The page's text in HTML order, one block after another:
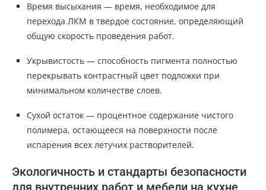
Время высыхания — время, необходимое для
перехода ЛКМ в твердое состояние, определяющий
общую скорость проведения работ.
Укрывистость — способность пигмента полностью
перекрывать контрастный цвет подложки при
минимальном количестве слоев.
Сухой остаток — процентное содержание чистого
полимера, остающееся на поверхности после
испарения всех летучих растворителей.
Экологичность и стандарты безопасности
для внутренних работ и мебели на кухне